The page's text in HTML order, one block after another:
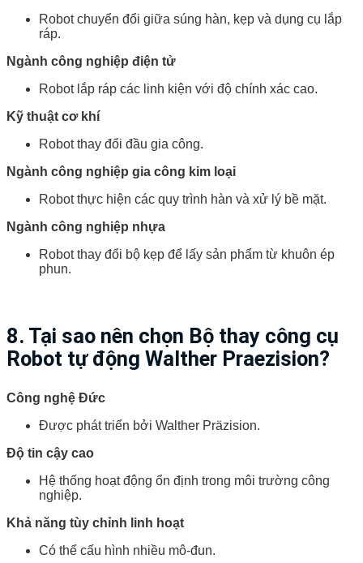
Robot chuyển đổi giữa súng hàn, kẹp và dụng cụ lắp
ráp.
Ngành công nghiệp điện tử
Robot lắp ráp các linh kiện với độ chính xác cao.
Kỹ thuật cơ khí
Robot thay đổi đầu gia công.
Ngành công nghiệp gia công kim loại
Robot thực hiện các quy trình hàn và xử lý bề mặt.
Ngành công nghiệp nhựa
Robot thay đổi bộ kẹp để lấy sản phẩm từ khuôn ép
phun.
8. Tại sao nên chọn Bộ thay công cụ
Robot tự động Walther Praezision?
Công nghệ Đức
Được phát triển bởi Walther Präzision.
Độ tin cậy cao
Hệ thống hoạt động ổn định trong môi trường công
nghiệp.
Khả năng tùy chỉnh linh hoạt
Có thể cấu hình nhiều mô-đun.